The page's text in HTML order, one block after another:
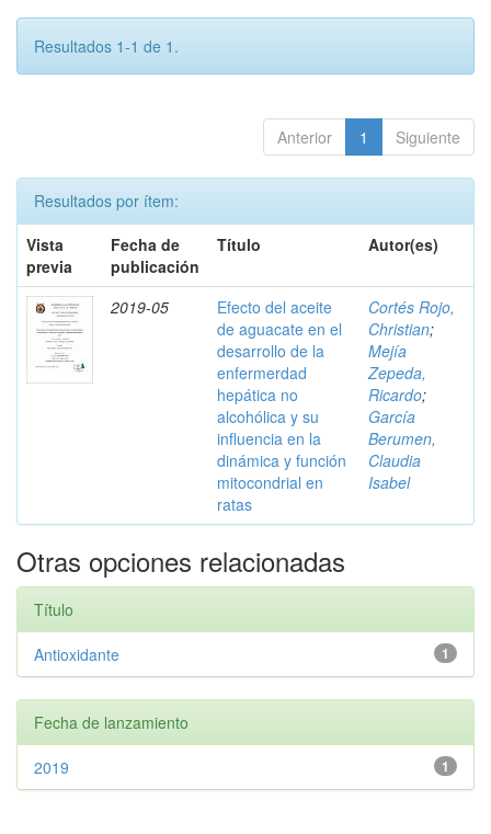
Resultados 1-1 de 1.
Anterior 1 Siguiente
Resultados por ítem:
Vista
previa
Fecha de
publicación
Título Autor(es)
2019-05
Efecto del aceite
de aguacate en el
desarrollo de la
enfermerdad
hepática no
alcohólica y su
influencia en la
dinámica y función
mitocondrial en
ratas
Cortés Rojo,
Christian;
Mejía
Zepeda,
Ricardo;
García
Berumen,
Claudia
Isabel
Otras opciones relacionadas
Título
1
Antioxidante
Fecha de lanzamiento
1
2019